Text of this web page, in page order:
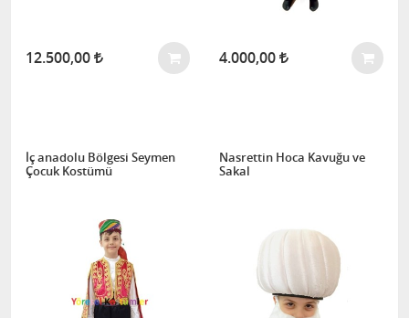
12.500,00 4.000,00
İç anadolu Bölgesi Seymen
Çocuk Kostümü
Nasrettin Hoca Kavuğu ve
Sakal